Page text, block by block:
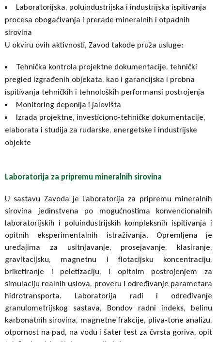
Laboratorijska, poluindustrijska i industrijska ispitivanja
procesa obogaćivanja i prerade mineralnih i otpadnih
sirovina
U okviru ovih aktivnosti, Zavod takođe pruža usluge:
Tehnička kontrola projektne dokumentacije, tehnički
pregled izgrađenih objekata, kao i garancijska i probna
ispitivanja tehničkih i tehnoloških performansi postrojenja
Monitoring deponija i jalovišta
Izrada projektne, investiciono-tehničke dokumentacije,
elaborata i studija za rudarske, energetske i industrijske
objekte
Laboratorija za pripremu mineralnih sirovina
U sastavu Zavoda je Laboratorija za pripremu mineralnih
sirovina jedinstvena po mogućnostima konvencionalnih
laboratorijskih i poluindustrijskih kompleksnih ispitivanja i
opitnih eksperimentalnih istraživanja. Opremljena je
uređajima za usitnjavanje, prosejavanje, klasiranje,
gravitacijsku, magnetnu i flotacijsku koncentraciju,
briketiranje i peletizaciju, i opitnim postrojenjem za
simulaciju realnih uslova, proveru i određivanje parametara
hidrotransporta. Laboratorija radi i određivanje
granulometrijskog sastava, Bondov radni indeks, belinu
karbonatnih sirovina, magnetne frakcije, pliva-tone analizu,
otpornost na pad, na vodu i šater test za čvrsta goriva, opit